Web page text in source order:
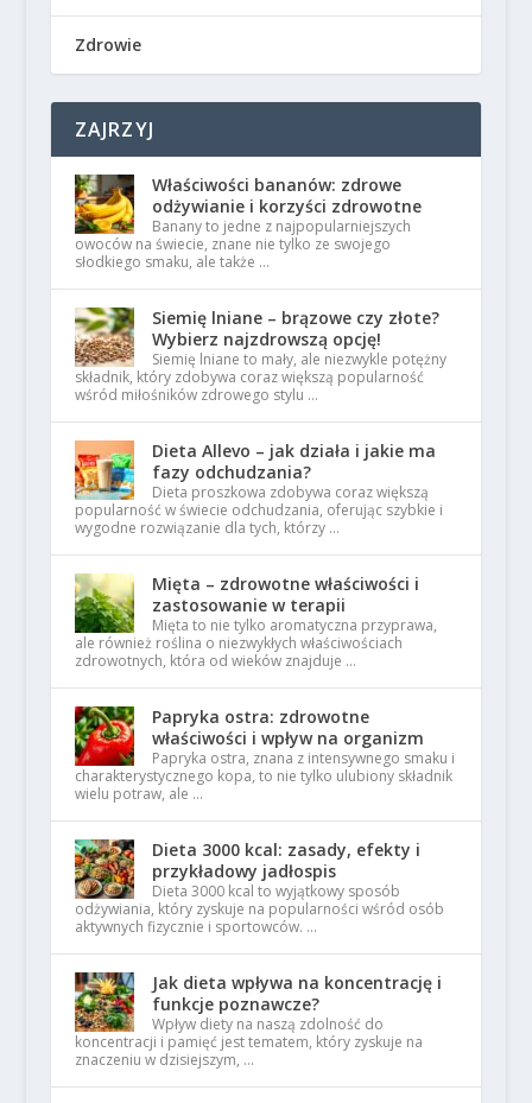
Zdrowie
ZAJRZYJ
Właściwości bananów: zdrowe
odżywianie i korzyści zdrowotne
Banany to jedne z najpopularniejszych
owoców na świecie, znane nie tylko ze swojego
słodkiego smaku, ale także …
Siemię lniane – brązowe czy złote?
Wybierz najzdrowszą opcję!
Siemię lniane to mały, ale niezwykle potężny
składnik, który zdobywa coraz większą popularność
wśród miłośników zdrowego stylu …
Dieta Allevo – jak działa i jakie ma
fazy odchudzania?
Dieta proszkowa zdobywa coraz większą
popularność w świecie odchudzania, oferując szybkie i
wygodne rozwiązanie dla tych, którzy …
Mięta – zdrowotne właściwości i
zastosowanie w terapii
Mięta to nie tylko aromatyczna przyprawa,
ale również roślina o niezwykłych właściwościach
zdrowotnych, która od wieków znajduje …
Papryka ostra: zdrowotne
właściwości i wpływ na organizm
Papryka ostra, znana z intensywnego smaku i
charakterystycznego kopa, to nie tylko ulubiony składnik
wielu potraw, ale …
Dieta 3000 kcal: zasady, efekty i
przykładowy jadłospis
Dieta 3000 kcal to wyjątkowy sposób
odżywiania, który zyskuje na popularności wśród osób
aktywnych fizycznie i sportowców. …
Jak dieta wpływa na koncentrację i
funkcje poznawcze?
Wpływ diety na naszą zdolność do
koncentracji i pamięć jest tematem, który zyskuje na
znaczeniu w dzisiejszym, …